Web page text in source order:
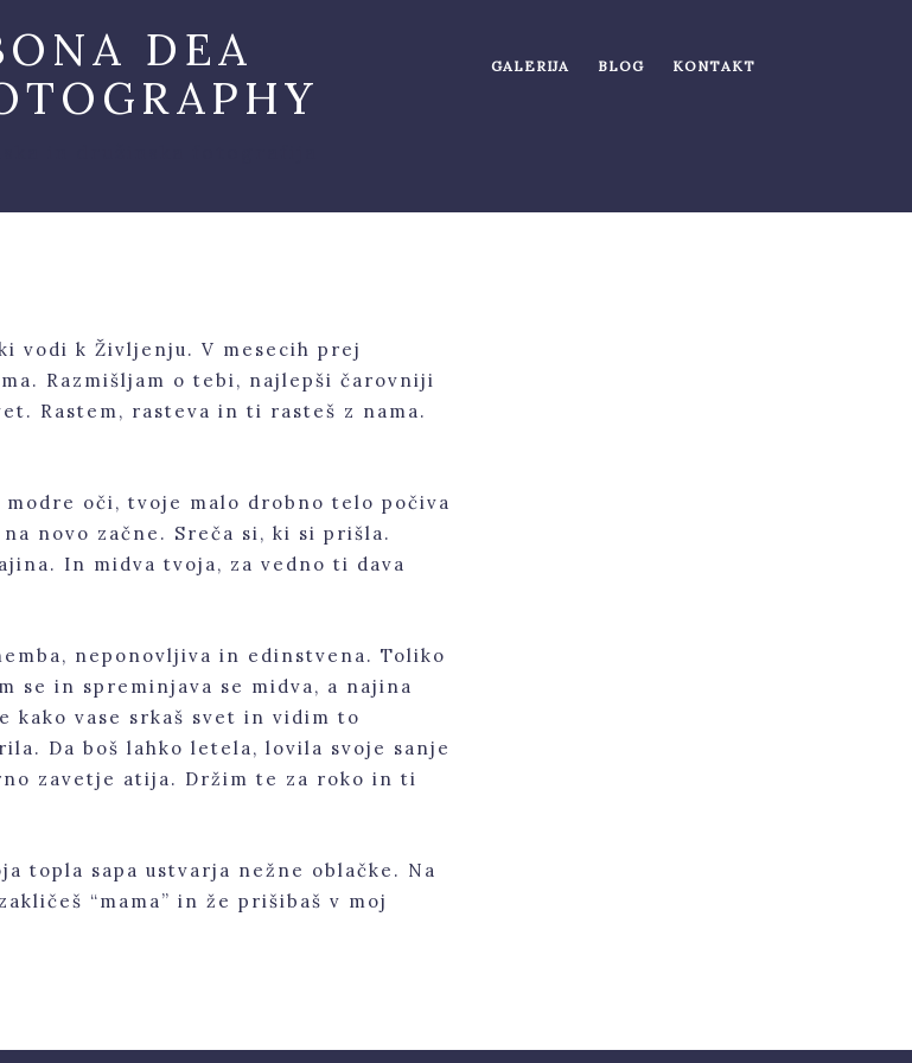
DEA
GALERIJA BLOG KONTAKT
vodi k Življenju. V mesecih prej
Razmišljam o tebi, najlepši čarovniji
Rastem, rasteva in ti rasteš z nama.
oči, tvoje malo drobno telo počiva
novo začne. Sreča si, ki si prišla.
In midva tvoja, za vedno ti dava
neponovljiva in edinstvena. Toliko
se in spreminjava se midva, a najina
kako vase srkaš svet in vidim to
Da boš lahko letela, lovila svoje sanje
zavetje atija. Držim te za roko in ti
topla sapa ustvarja nežne oblačke. Na
“mama” in že prišibaš v moj